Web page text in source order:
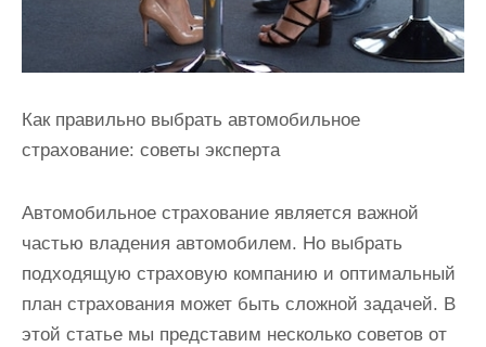
Как правильно выбрать автомобильное
страхование: советы эксперта
Автомобильное страхование является важной
частью владения автомобилем. Но выбрать
подходящую страховую компанию и оптимальный
план страхования может быть сложной задачей. В
этой статье мы представим несколько советов от